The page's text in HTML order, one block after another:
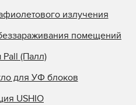
излучения
помещений
(Палл)
для УФ блоков
USHIO